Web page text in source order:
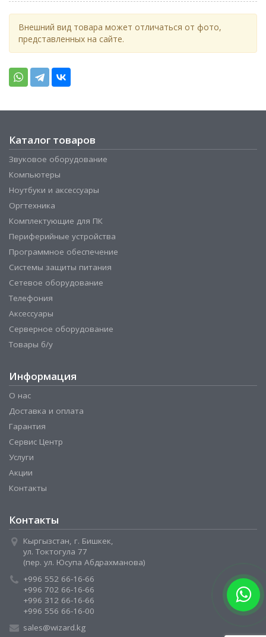
Внешний вид товара может отличаться от фото,
представленных на сайте.
Каталог товаров
Звуковое оборудование
Компьютеры
Ноутбуки и аксессуары
Оргтехника
Комплектующие для ПК
Периферийные устройства
Программное обеспечение
Системы защиты питания
Сетевое оборудование
Телефония
Аксессуары
Серверное оборудование
Товары б/у
Информация
О нас
Доставка и оплата
Гарантия
Сервис Центр
Услуги
Акции
Контакты
Контакты
Кыргызстан, г. Бишкек,
ул. Токтогула 77
(пер. ул. Юсупа Абдрахманова)
+996 552 66-16-66
+996 702 66-16-66
+996 312 66-16-66
+996 556 66-16-00
sales@wizard.kg